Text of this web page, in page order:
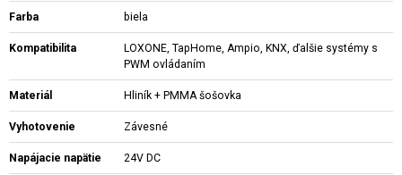
Farba biela
Kompatibilita
LOXONE, TapHome, Ampio, KNX, ďalšie systémy s
PWM ovládaním
Materiál Hliník + PMMA šošovka
Vyhotovenie Závesné
Napájacie napätie 24V DC